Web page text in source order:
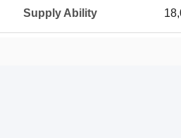
Supply Ability